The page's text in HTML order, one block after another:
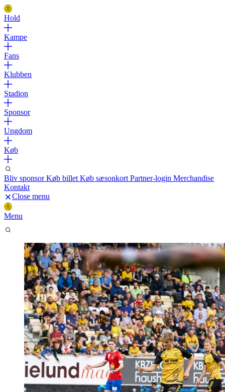
Hold
Kampe
Fans
Klubben
Stadion
Sponsor
Ungdom
Køb
Bliv sponsorKøb billet Køb sæsonkort Partner-login Merchandise
Kontakt
Close menu
Menu